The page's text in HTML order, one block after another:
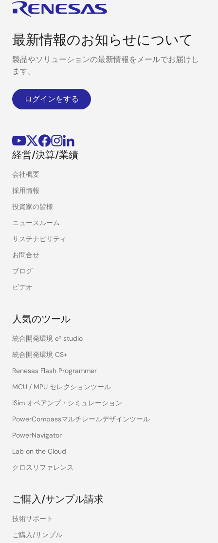
最新情報のお知らせについて
製品やソリューションの最新情報をメールでお届けし
ます。
ログインをする
経営/決算/業績
会社概要
採用情報
投資家の皆様
ニュースルーム
サステナビリティ
お問合せ
ブログ
ビデオ
人気のツール
統合開発環境 e² studio
統合開発環境 CS+
Renesas Flash Programmer
MCU / MPU セレクションツール
iSim オペアンプ・シミュレーション
PowerCompassマルチレールデザインツール
PowerNavigator
Lab on the Cloud
クロスリファレンス
ご購入/サンプル請求
技術サポート
ご購入/サンプル